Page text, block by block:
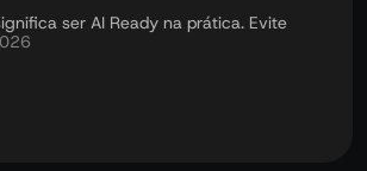
ser AI Ready na prática. Evite